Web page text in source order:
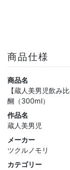
商品仕様
商品名
【蔵人美男児飲み
醐（300ml）
作品名
蔵人美男児
メーカー
ツクルノモリ
カテゴリー